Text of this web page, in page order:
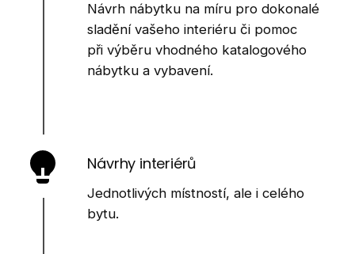
Návrh nábytku na míru pro dokonalé
sladění vašeho interiéru či pomoc
při výběru vhodného katalogového
nábytku a vybavení.
Návrhy interiérů
Jednotlivých místností, ale i celého
bytu.